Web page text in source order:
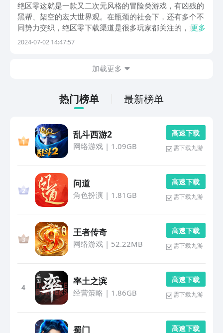
绝区零这就是一款又二次元风格的冒险类游戏，有凶残的
黑帮、架空的宏大世界观。在瓶颈的社会下，还有多个不
同势力交织，绝区零下载渠道是很多玩家都关注的，如果
大家对这一个游戏有兴趣，就可以选择关注下面的链接到
更多
2024-07-02 14:47:57
加载更多
热门榜单 最新榜单
乱斗西游2
网络游戏| 1.09GB
高 速 下 载
需下载九游
问道
角色扮演 | 1.81GB
高 速 下 载
需下载九游
王者传奇
网络游戏| 52.22MB
高 速 下 载
需下载九游
4
率土之滨
经营策略 | 1.86GB
高 速 下 载
需下载九游
蜀门 高 速 下 载